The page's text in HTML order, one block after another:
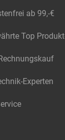
ab 99,-€
Top
Experten